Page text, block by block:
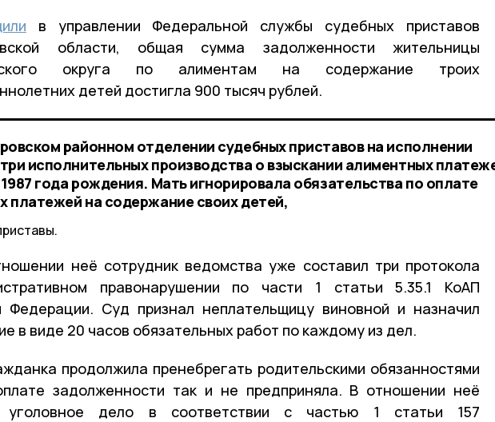
в управлении Федеральной службы судебных приставов
области, общая сумма задолженности жительницы
округа по алиментам на содержание троих
детей достигла 900 тысяч рублей.
районном отделении судебных приставов на исполнении
исполнительных производства о взыскании алиментных
года рождения. Мать игнорировала обязательства по оплате
платежей на содержание своих детей,
неё сотрудник ведомства уже составил три протокола
правонарушении по части 1 статьи 5.35.1 КоАП
Федерации. Суд признал неплательщицу виновной и назначил
в виде 20 часов обязательных работ по каждому из дел.
продолжила пренебрегать родительскими обязанностями
задолженности так и не предприняла. В отношении неё
уголовное дело в соответствии с частью 1 статьи 157